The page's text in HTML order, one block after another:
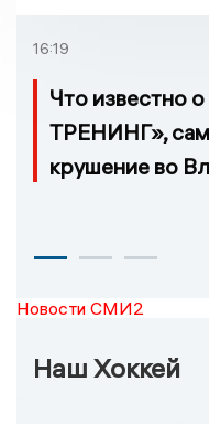
16:19
Что известно
ТРЕНИНГ»,
крушение во
Новости СМИ2
Наш Хоккей